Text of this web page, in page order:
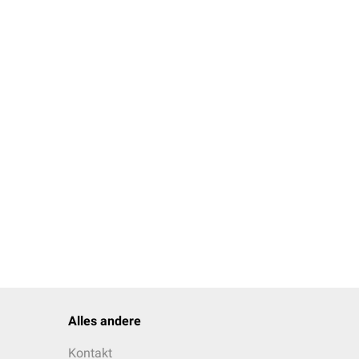
Alles andere
Kontakt